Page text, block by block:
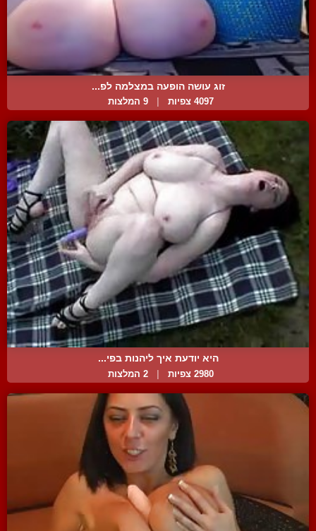
זוג עושה הופעה במצלמה לפ...
4097 צפיות 9 המלצות
היא יודעת איך ליהנות בפי...
2980 צפיות 2 המלצות